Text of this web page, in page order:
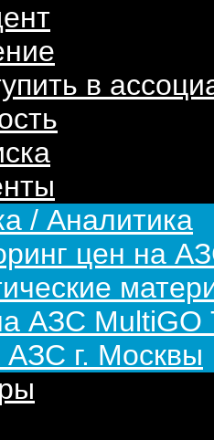
в
/ Аналитика
цен на
АЗС
АЗС г. Москвы